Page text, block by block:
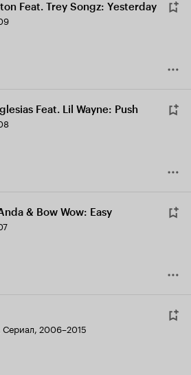
Feat. Trey Songz: Yesterday
Feat. Lil Wayne: Push
& Bow Wow: Easy
Сериал, 2006–2015